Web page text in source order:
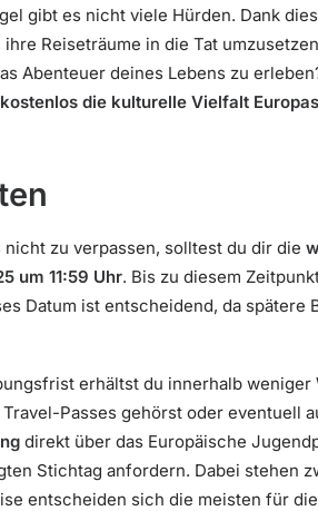
gibt es nicht viele Hürden. Dank
Reiseträume in die Tat
Abenteuer deines Lebens zu
kostenlos die kulturelle Vielfalt
zu verpassen, solltest du dir die
um 11:59 Uhr. Bis zu diesem
Datum ist entscheidend, da spätere
erhältst du innerhalb
Passes gehörst oder eventuell
direkt über das Europäische
Stichtag anfordern. Dabei stehen
entscheiden sich die meisten für